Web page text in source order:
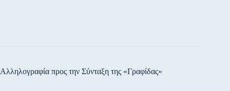
Αλληλογραφία προς την Σύνταξη της «Γραφίδας»